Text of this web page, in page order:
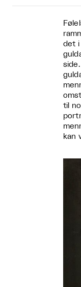
det i
til
kan